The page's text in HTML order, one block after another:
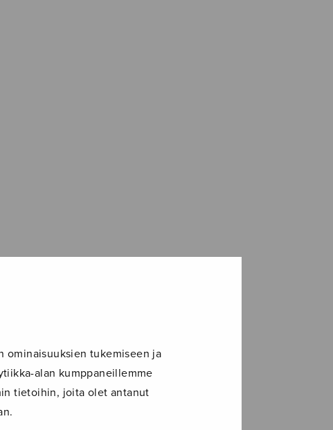
ominaisuuksien tukemiseen ja
alan kumppaneillemme
tietoihin, joita olet antanut